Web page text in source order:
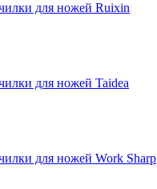
для ножей Ruixin
для ножей Taidea
для ножей Work Sharp